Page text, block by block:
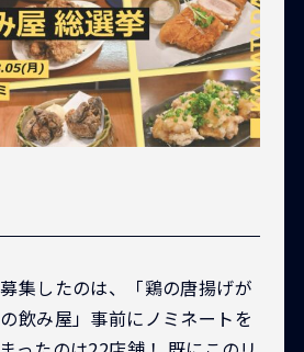
集したのは、「鶏の唐揚げが
飲み屋」事前にノミネートを